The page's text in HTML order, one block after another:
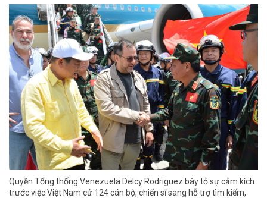
Quyền Tổng thống Venezuela Delcy Rodriguez bày tỏ sự cảm kích
trước việc Việt Nam cử 124 cán bộ, chiến sĩ sang hỗ trợ tìm kiếm,